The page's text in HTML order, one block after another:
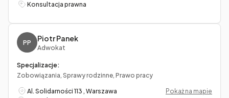
Konsultacja prawna
PP Piotr Panek
Adwokat
Specjalizacje:
Zobowiązania, Sprawy rodzinne, Prawo pracy
Al. Solidarności 113 , Warszawa
Pokaż na mapie